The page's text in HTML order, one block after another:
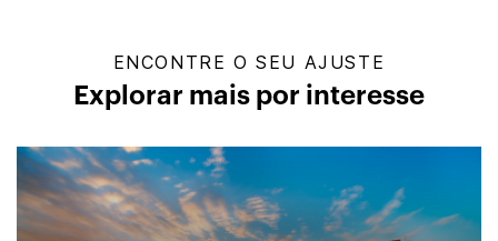
ENCONTRE O SEU AJUSTE
Explorar mais por interesse